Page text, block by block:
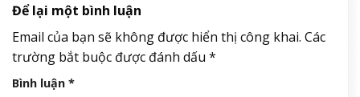
Để lại một bình luận
Email của bạn sẽ không được hiển thị công khai. Các
trường bắt buộc được đánh dấu *
Bình luận *